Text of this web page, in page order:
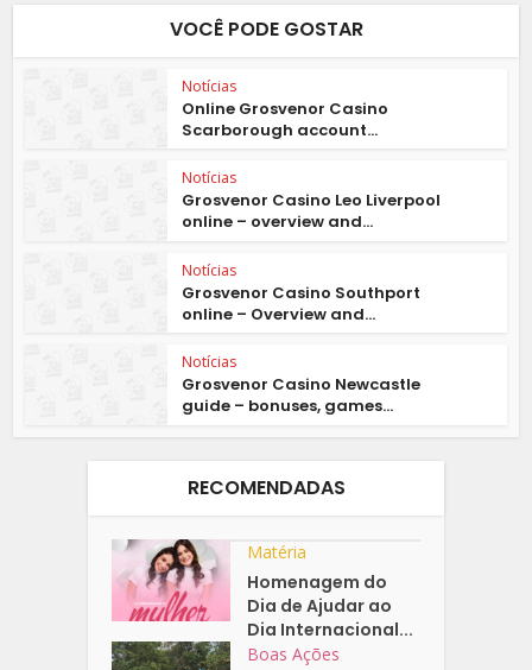
VOCÊ PODE GOSTAR
Notícias
Online Grosvenor Casino
Scarborough account...
Notícias
Grosvenor Casino Leo Liverpool
online – overview and...
Notícias
Grosvenor Casino Southport
online – Overview and...
Notícias
Grosvenor Casino Newcastle
guide – bonuses, games...
RECOMENDADAS
Matéria
Homenagem do
Dia de Ajudar ao
Dia Internacional...
Boas Ações